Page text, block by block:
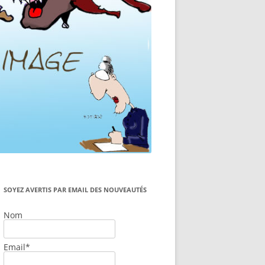
SOYEZ AVERTIS PAR EMAIL DES NOUVEAUTÉS
Nom
Email*